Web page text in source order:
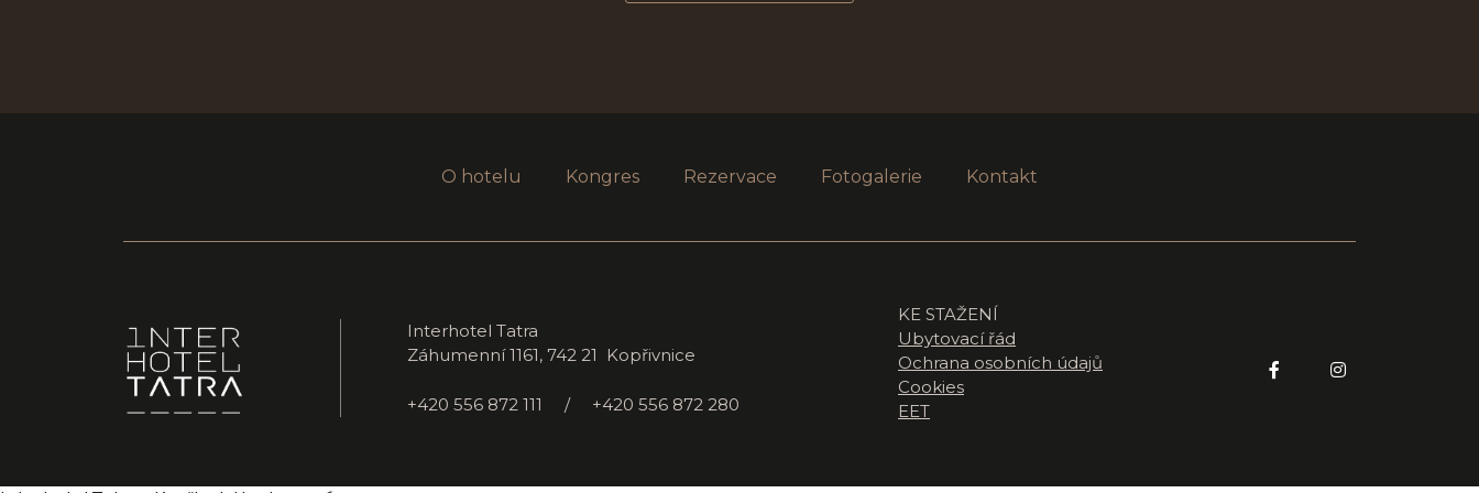
O hotelu Kongres Rezervace Fotogalerie Kontakt
Interhotel Tatra
Záhumenní 1161, 742 21 Kopřivnice
+420 556 872 111 / +420 556 872 280
KE STAŽENÍ
Ubytovací řád
Ochrana osobních údajů
Cookies
EET